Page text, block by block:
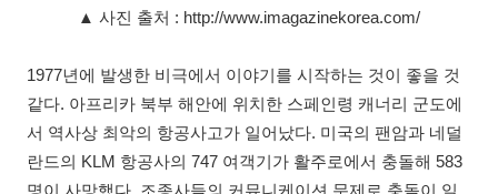
▲ 사진 출처 : http://www.imagazinekorea.com/
1977년에 발생한 비극에서 이야기를 시작하는 것이 좋을 것
같다. 아프리카 북부 해안에 위치한 스페인령 캐너리 군도에
서 역사상 최악의 항공사고가 일어났다. 미국의 팬암과 네덜
란드의 KLM 항공사의 747 여객기가 활주로에서 충돌해 583